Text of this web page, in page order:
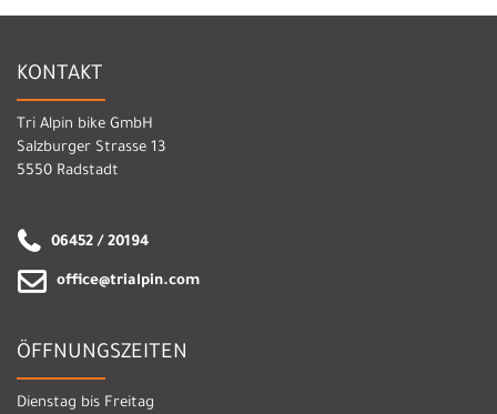
KONTAKT
Tri Alpin bike GmbH
Salzburger Strasse 13
5550 Radstadt
06452 / 20194
office@trialpin.com
ÖFFNUNGSZEITEN
Dienstag bis Freitag